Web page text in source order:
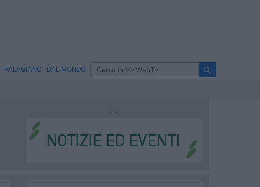
PALAGIANO DAL MONDO search